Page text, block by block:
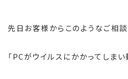
先日お客様からこのようなご相談
「PCがウイルスにかかってしまい